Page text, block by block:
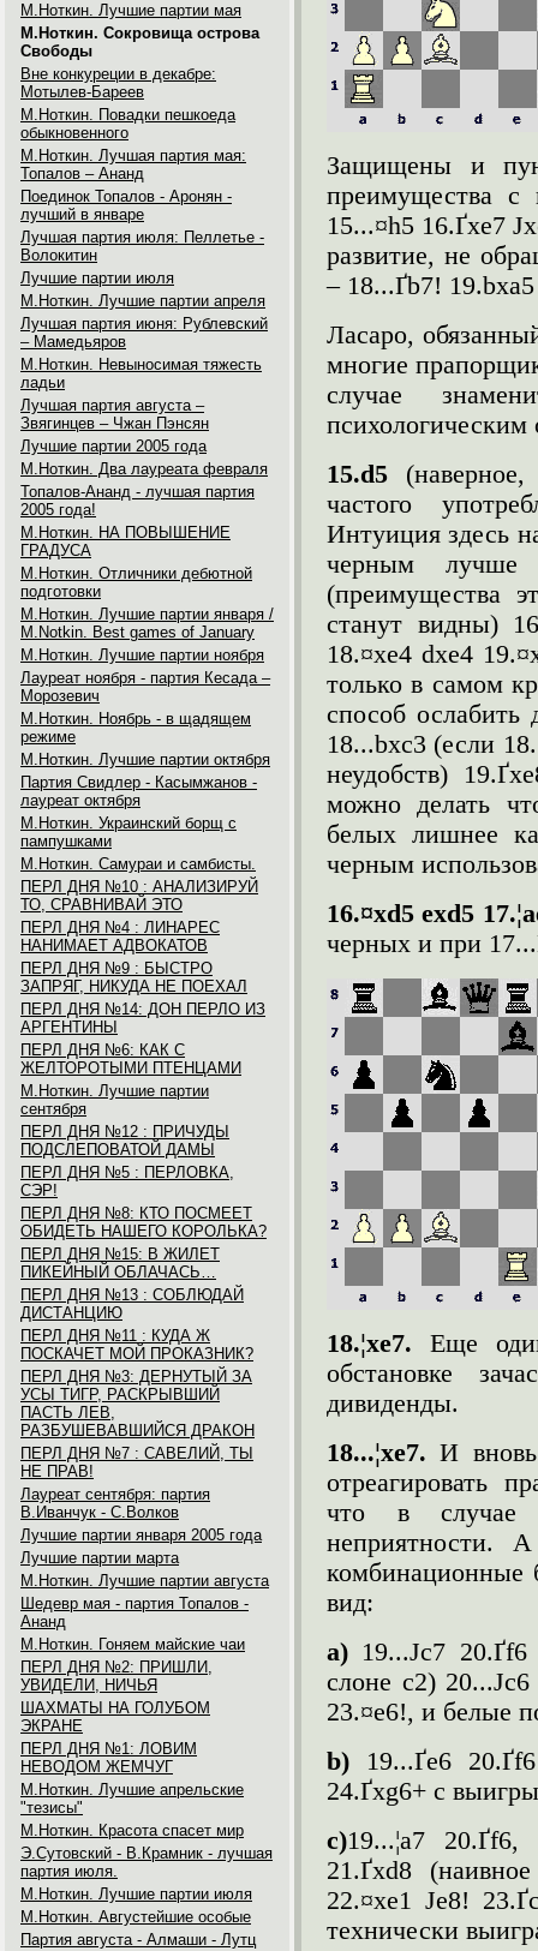
М.Ноткин. Лучшие партии мая
М.Ноткин. Сокровища острова
Свободы
Вне конкуреции в декабре:
Мотылев-Бареев
М.Ноткин. Повадки пешкоеда
обыкновенного
М.Ноткин. Лучшая партия мая:
Топалов – Ананд
Поединок Топалов - Аронян -
лучший в январе
Лучшая партия июля: Пеллетье -
Волокитин
Лучшие партии июля
М.Ноткин. Лучшие партии апреля
Лучшая партия июня: Рублевский
– Мамедьяров
М.Ноткин. Невыносимая тяжесть
ладьи
Лучшая партия августа –
Звягинцев – Чжан Пэнсян
Лучшие партии 2005 года
М.Ноткин. Два лауреата февраля
Топалов-Ананд - лучшая партия
2005 года!
М.Ноткин. НА ПОВЫШЕНИЕ
ГРАДУСА
М.Ноткин. Отличники дебютной
подготовки
М.Ноткин. Лучшие партии января /
M.Notkin. Best games of January
М.Ноткин. Лучшие партии ноября
Лауреат ноября - партия Кесада –
Морозевич
М.Ноткин. Ноябрь - в щадящем
режиме
М.Ноткин. Лучшие партии октября
Партия Свидлер - Касымжанов -
лауреат октября
М.Ноткин. Украинский борщ с
пампушками
М.Ноткин. Самураи и самбисты.
ПЕРЛ ДНЯ №10 : АНАЛИЗИРУЙ
ТО, СРАВНИВАЙ ЭТО
ПЕРЛ ДНЯ №4 : ЛИНАРЕС
НАНИМАЕТ АДВОКАТОВ
ПЕРЛ ДНЯ №9 : БЫСТРО
ЗАПРЯГ, НИКУДА НЕ ПОЕХАЛ
ПЕРЛ ДНЯ №14: ДОН ПЕРЛО ИЗ
АРГЕНТИНЫ
ПЕРЛ ДНЯ №6: КАК С
ЖЕЛТОРОТЫМИ ПТЕНЦАМИ
М.Ноткин. Лучшие партии
сентября
ПЕРЛ ДНЯ №12 : ПРИЧУДЫ
ПОДСЛЕПОВАТОЙ ДАМЫ
ПЕРЛ ДНЯ №5 : ПЕРЛОВКА,
СЭР!
ПЕРЛ ДНЯ №8: КТО ПОСМЕЕТ
ОБИДЕТЬ НАШЕГО КОРОЛЬКА?
ПЕРЛ ДНЯ №15: В ЖИЛЕТ
ПИКЕЙНЫЙ ОБЛАЧАСЬ…
ПЕРЛ ДНЯ №13 : СОБЛЮДАЙ
ДИСТАНЦИЮ
ПЕРЛ ДНЯ №11 : КУДА Ж
ПОСКАЧЕТ МОЙ ПРОКАЗНИК?
ПЕРЛ ДНЯ №3: ДЕРНУТЫЙ ЗА
УСЫ ТИГР, РАСКРЫВШИЙ
ПАСТЬ ЛЕВ,
РАЗБУШЕВАВШИЙСЯ ДРАКОН
ПЕРЛ ДНЯ №7 : САВЕЛИЙ, ТЫ
НЕ ПРАВ!
Лауреат сентября: партия
В.Иванчук - С.Волков
Лучшие партии января 2005 года
Лучшие партии марта
М.Ноткин. Лучшие партии августа
Шедевр мая - партия Топалов -
Ананд
М.Ноткин. Гоняем майские чаи
ПЕРЛ ДНЯ №2: ПРИШЛИ,
УВИДЕЛИ, НИЧЬЯ
ШАХМАТЫ НА ГОЛУБОМ
ЭКРАНЕ
ПЕРЛ ДНЯ №1: ЛОВИМ
НЕВОДОМ ЖЕМЧУГ
М.Ноткин. Лучшие апрельские
"тезисы"
М.Ноткин. Красота спасет мир
Э.Сутовский - В.Крамник - лучшая
партия июля.
М.Ноткин. Лучшие партии июля
М.Ноткин. Августейшие особыe
Партия августа - Алмаши - Лутц
Защищены и
преимущества
15...¤h5 16.Ґxe7
развитие, не
– 18...Ґb7!
Ласаро,
многие
случае
15.d5
частого
Интуиция здесь
черным лучше
(преимущества
станут видны)
18.¤xe4 dxe4
только в самом
способ ослабить
18...bxc3 (если
неудобств)
можно делать
белых лишнее
черным
16.¤xd5 exd5
черных и при
18.¦xe7. Еще
обстановке
дивиденды.
18...¦xe7.И
отреагировать
что в случае
неприятности.
вид:
а) 19...Јc7
слоне с2)
23.¤e6!, и белые
b) 19...Ґe6
24.Ґxg6+ с
с)19...¦a7
21.Ґxd8
22.¤xe1 Јe8!
технически